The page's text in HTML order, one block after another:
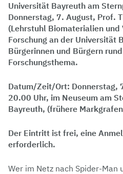
Universität Bayreuth am
Donnerstag, 7. August, Prof.
(Lehrstuhl Biomaterialien
Forschung an der Universität
Bürgerinnen und Bürgern
Forschungsthema.
Datum/Zeit/Ort: Donnerstag,
20.00 Uhr, im Neuseum am
Bayreuth, (frühere
Der Eintritt ist frei, eine
erforderlich.
Wer im Netz nach Spider-Man